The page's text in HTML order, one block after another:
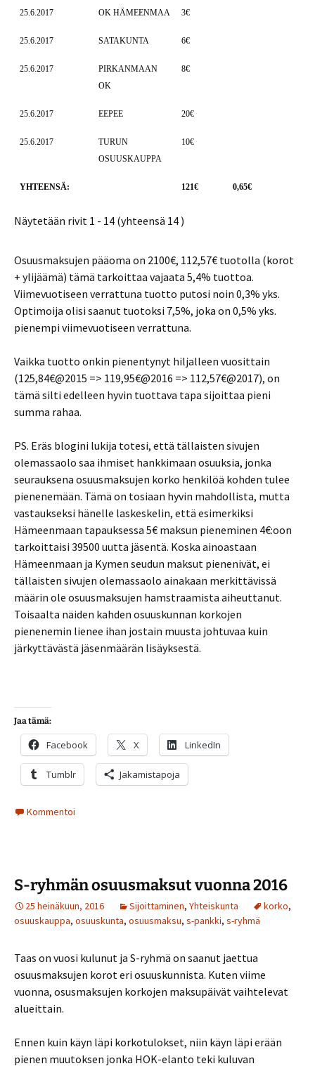
25.6.2017 OK HÄMEENMAA 3€
25.6.2017 SATAKUNTA 6€
25.6.2017
PIRKANMAAN
OK
8€
25.6.2017 EEPEE 20€
25.6.2017
TURUN
OSUUSKAUPPA
10€
YHTEENSÄ: 121€ 0,65€
Näytetään rivit 1 - 14 (yhteensä 14 )
Osuusmaksujen pääoma on 2100€, 112,57€ tuotolla (korot
+ ylijäämä) tämä tarkoittaa vajaata 5,4% tuottoa.
Viimevuotiseen verrattuna tuotto putosi noin 0,3% yks.
Optimoija olisi saanut tuotoksi 7,5%, joka on 0,5% yks.
pienempi viimevuotiseen verrattuna.
Vaikka tuotto onkin pienentynyt hiljalleen vuosittain
(125,84€@2015 => 119,95€@2016 => 112,57€@2017), on
tämä silti edelleen hyvin tuottava tapa sijoittaa pieni
summa rahaa.
PS. Eräs blogini lukija totesi, että tällaisten sivujen
olemassaolo saa ihmiset hankkimaan osuuksia, jonka
seurauksena osuusmaksujen korko henkilöä kohden tulee
pienenemään. Tämä on tosiaan hyvin mahdollista, mutta
vastaukseksi hänelle laskeskelin, että esimerkiksi
Hämeenmaan tapauksessa 5€ maksun pieneminen 4€:oon
tarkoittaisi 39500 uutta jäsentä. Koska ainoastaan
Hämeenmaan ja Kymen seudun maksut pienenivät, ei
tällaisten sivujen olemassaolo ainakaan merkittävissä
määrin ole osuusmaksujen hamstraamista aiheuttanut.
Toisaalta näiden kahden osuuskunnan korkojen
pienenemin lienee ihan jostain muusta johtuvaa kuin
järkyttävästä jäsenmäärän lisäyksestä.
Jaa tämä:
Facebook X LinkedIn
Tumblr Jakamistapoja
Kommentoi
S-ryhmän osuusmaksut vuonna 2016
25 heinäkuun, 2016 Sijoittaminen, Yhteiskunta korko,
osuuskauppa, osuuskunta, osuusmaksu, s-pankki, s-ryhmä
Taas on vuosi kulunut ja S-ryhmä on saanut jaettua
osuusmaksujen korot eri osuuskunnista. Kuten viime
vuonna, osusmaksujen korkojen maksupäivät vaihtelevat
alueittain.
Ennen kuin käyn läpi korkotulokset, niin käyn läpi erään
pienen muutoksen jonka HOK-elanto teki kuluvan